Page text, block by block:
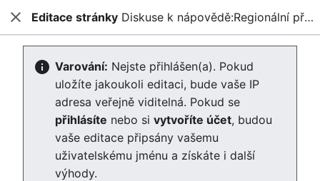
Enviwiki
Vytváření Diskuse k
nápovědě:Regionální případové
studie –obsahová struktura
Editor se nyní načte. Pokud tuto zprávu stále vidíte po
několika sekundách, prosím
ZavřítEditace stránky Diskuse k nápovědě:Regionální případové studie –obsahová struktura
Varování: Nejste přihlášen(a). Pokud
uložíte jakoukoli editaci, bude vaše IP
adresa veřejně viditelná. Pokud se
přihlásíte nebo si vytvoříte účet, budou
vaše editace připsány vašemu
uživatelskému jménu a získáte i další
výhody.